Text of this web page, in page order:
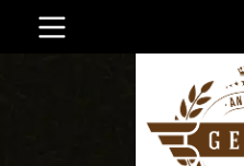
Zum Hauptinhalt springen